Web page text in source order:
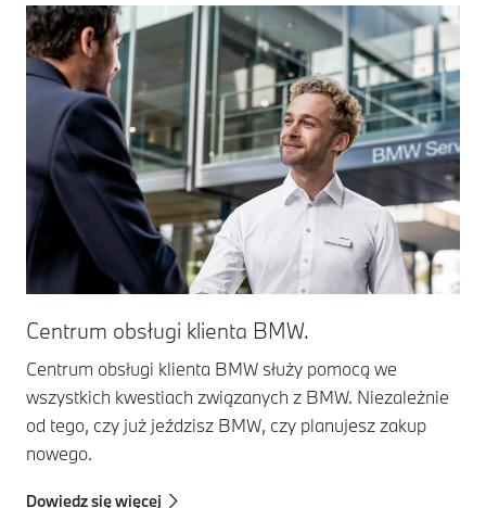
Centrum obsługi klienta BMW.
Centrum obsługi klienta BMW służy pomocą we
wszystkich kwestiach związanych z BMW. Niezależnie
od tego, czy już jeździsz BMW, czy planujesz zakup
nowego.
Dowiedz się więcej